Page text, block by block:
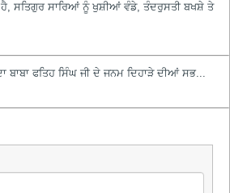
ਹੈ, ਸਤਿਗੁਰ ਸਾਰਿਆਂ ਨੂੰ ਖੁਸ਼ੀਆਂ ਵੰਡੇ, ਤੰਦਰੁਸਤੀ ਬਖਸ਼ੇ ਤੇ
ਬਾਬਾ ਫਤਿਹ ਸਿੰਘ ਜੀ ਦੇ ਜਨਮ ਦਿਹਾੜੇ ਦੀਆਂ ਸਭ...